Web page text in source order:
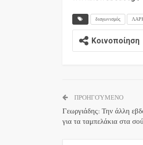
διαγωνισμός
Κοινοποίηση
ΠΡΟΗΓΟΎΜΕΝΟ
Γεωργιάδης: Την άλλη
για τα ταμπελάκια στα